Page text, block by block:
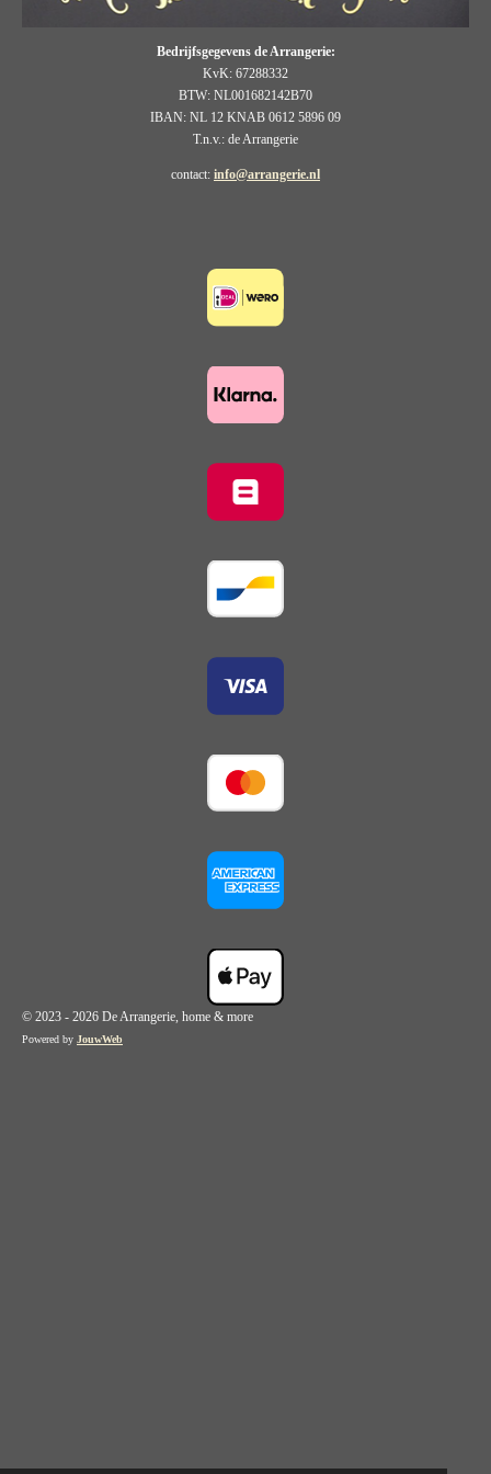
Bedrijfsgegevens de Arrangerie:
KvK: 67288332
BTW: NL001682142B70
IBAN: NL 12 KNAB 0612 5896 09
T.n.v.: de Arrangerie
contact: info@arrangerie.nl
© 2023 - 2026 De Arrangerie, home & more
Powered by JouwWeb